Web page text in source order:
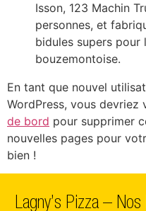
Isson, 123 Machin
personnes, et
bidules supers pour
bouzemontoise.
En tant que nouvel
WordPress, vous devriez
de bord pour supprimer
nouvelles pages pour
bien !
Lagny’s Pizza – Nos